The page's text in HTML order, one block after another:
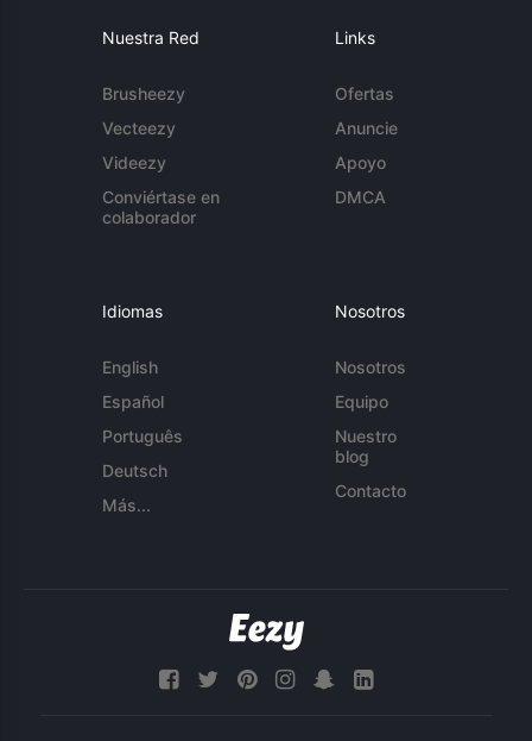
Nuestra Red
Brusheezy
Vecteezy
Videezy
Conviértase en
colaborador
Links
Ofertas
Anuncie
Apoyo
DMCA
Idiomas
English
Español
Português
Deutsch
Más...
Nosotros
Nosotros
Equipo
Nuestro
blog
Contacto